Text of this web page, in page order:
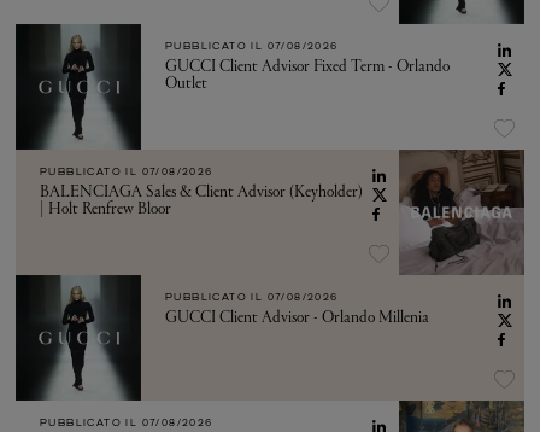
PUBBLICATO IL 07/08/2026
GUCCI Client Advisor Fixed Term - Orlando
Outlet
PUBBLICATO IL 07/08/2026
BALENCIAGA Sales & Client Advisor (Keyholder)
| Holt Renfrew Bloor
PUBBLICATO IL 07/08/2026
GUCCI Client Advisor - Orlando Millenia
PUBBLICATO IL 07/08/2026